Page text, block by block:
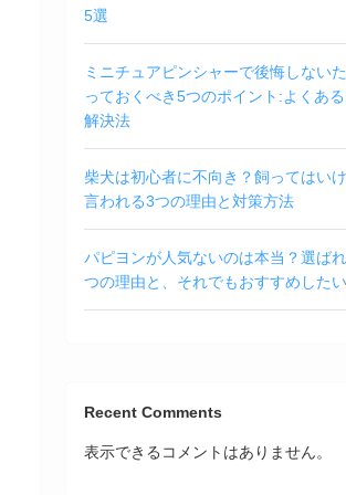
5選
ミニチュアピンシャーで後悔しない
っておくべき5つのポイント:よくある
解決法
柴犬は初心者に不向き？飼ってはい
言われる3つの理由と対策方法
パピヨンが人気ないのは本当？選ば
つの理由と、それでもおすすめした
Recent Comments
表示できるコメントはありません。